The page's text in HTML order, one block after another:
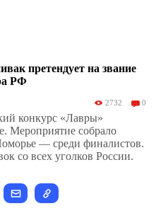
претендует на звание
РФ
2732 0
конкурс «Лавры»
Мероприятие собрало
— среди финалистов.
со всех уголков России.